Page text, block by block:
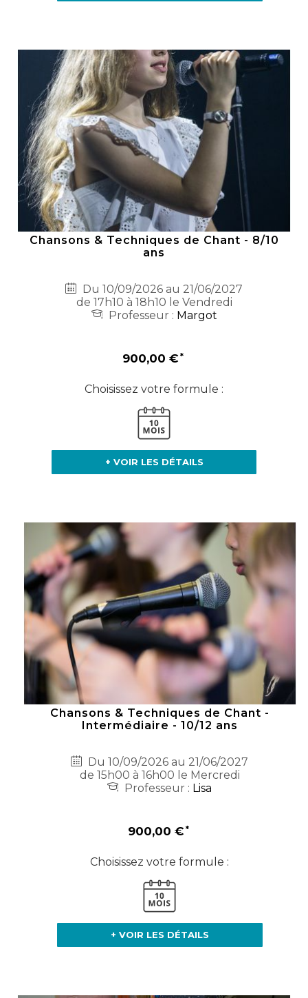
Chansons & Techniques de Chant - 8/10
ans
Du 10/09/2026 au 21/06/2027
de 17h10 à 18h10 le Vendredi
Professeur : Margot
900,00 €
Choisissez votre formule :
+ VOIR LES DÉTAILS
Chansons & Techniques de Chant -
Intermédiaire - 10/12 ans
Du 10/09/2026 au 21/06/2027
de 15h00 à 16h00 le Mercredi
Professeur : Lisa
900,00 €
Choisissez votre formule :
+ VOIR LES DÉTAILS